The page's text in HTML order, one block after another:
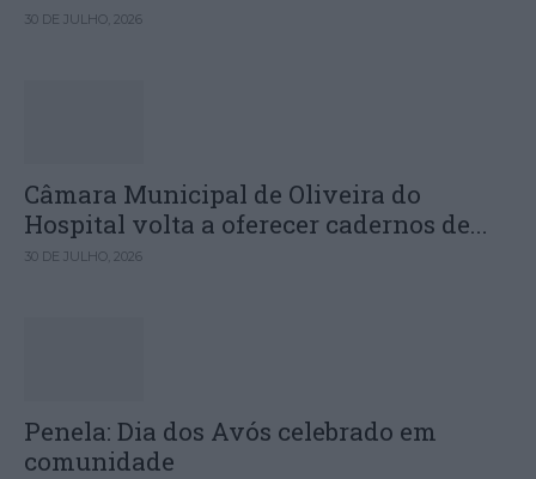
30 DE JULHO, 2026
Câmara Municipal de Oliveira do
Hospital volta a oferecer cadernos de...
30 DE JULHO, 2026
Penela: Dia dos Avós celebrado em
comunidade